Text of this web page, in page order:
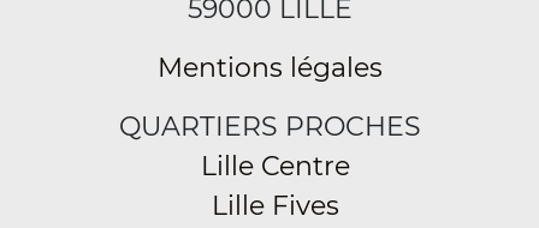
59000 LILLE
Mentions légales
QUARTIERS PROCHES
Lille Centre
Lille Fives